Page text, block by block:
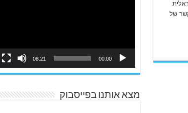
של
00:00
08:21
מצא אותנו בפייסבוק